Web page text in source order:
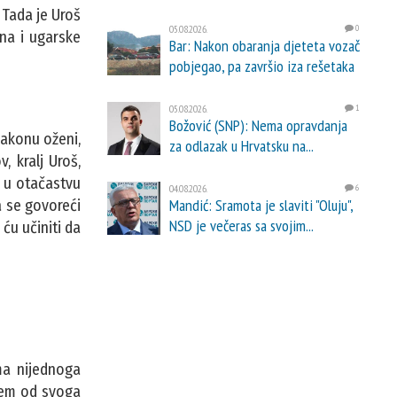
je Uroš
i ugarske
oženi,
kralj Uroš,
otačastvu
se govoreći
učiniti da
nijednoga
od svoga
05.08.2026. 0
Bar: Nakon obaranja djeteta vozač
pobjegao, pa završio iza rešetaka
05.08.2026. 1
Božović (SNP): Nema opravdanja
za odlazak u Hrvatsku na...
04.08.2026. 6
Mandić: Sramota je slaviti "Oluju",
NSD je večeras sa svojim...